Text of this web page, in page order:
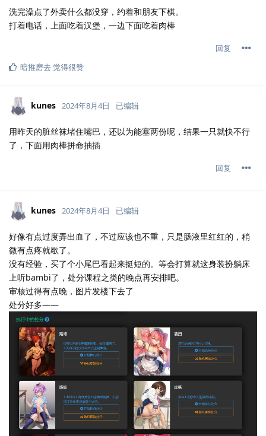
洗完澡点了外卖什么都没穿，约着和朋友下棋。
打着电话，上面吃着汉堡，一边下面吃着肉棒
回复
暗推磨去觉得很赞
kunes 2024年8月4日 已编辑
用昨天的脏丝袜堵住嘴巴，还以为能塞两份呢，结果一只就快不行
了，下面用肉棒拼命抽插
回复
kunes 2024年8月4日 已编辑
好像有点过度弄出血了，不过应该也不重，只是肠液里红红的，稍
微有点疼就歇了。
没有经验，买了个小尾巴看起来挺短的。等会打算就这身装扮躺床
上听bambi了，处分课程之类的晚点再安排吧。
审核过得有点晚，图片发楼下去了
处分好多——